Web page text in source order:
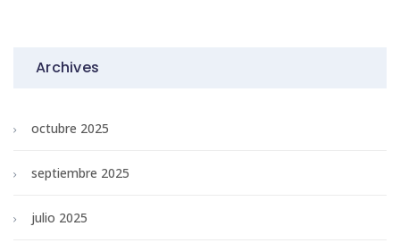
Archives
octubre 2025
septiembre 2025
julio 2025